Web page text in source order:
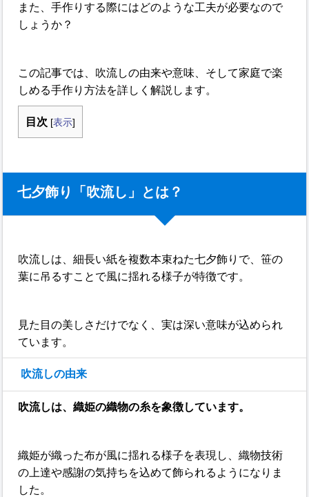
また、手作りする際にはどのような工夫が必要なので
しょうか？
この記事では、吹流しの由来や意味、そして家庭で楽
しめる手作り方法を詳しく解説します。
目次 [表示]
七夕飾り「吹流し」とは？
吹流しは、細長い紙を複数本束ねた七夕飾りで、笹の
葉に吊るすことで風に揺れる様子が特徴です。
見た目の美しさだけでなく、実は深い意味が込められ
ています。
吹流しの由来
吹流しは、織姫の織物の糸を象徴しています。
織姫が織った布が風に揺れる様子を表現し、織物技術
の上達や感謝の気持ちを込めて飾られるようになりま
した。